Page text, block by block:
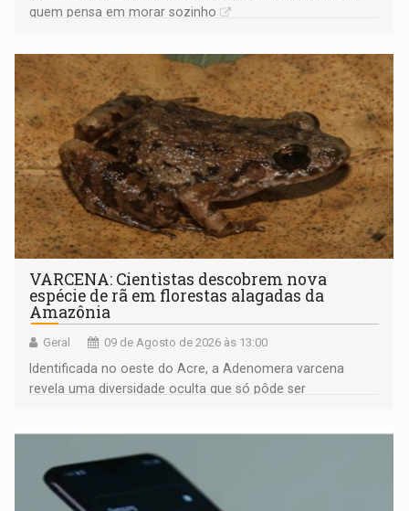
quem pensa em morar sozinho
VARCENA: Cientistas descobrem nova
espécie de rã em florestas alagadas da
Amazônia
Geral 09 de Agosto de 2026 às 13:00
Identificada no oeste do Acre, a Adenomera varcena
revela uma diversidade oculta que só pôde ser